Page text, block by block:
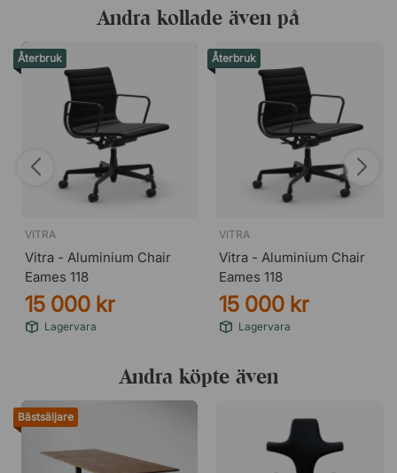
Andra kollade även på
Återbruk
VITRA
Vitra - Aluminium Chair
Eames 118
15 000 kr
Lagervara
Återbruk
VITRA
Vitra - Aluminium Chair
Eames 118
15 000 kr
Lagervara
Andra köpte även
Bästsäljare